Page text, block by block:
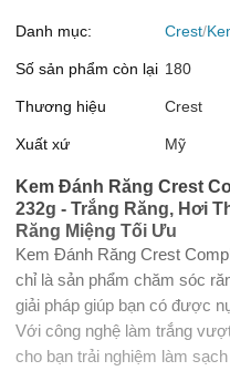
Danh mục: Crest
Số sản phẩm còn lại 180
Thương hiệu Crest
Xuất xứ Mỹ
Kem Đánh Răng Crest
232g - Trắng Răng, Hơi
Răng Miệng Tối Ưu
Kem Đánh Răng Crest
chỉ là sản phẩm chăm sóc
giải pháp giúp bạn có được
Với công nghệ làm trắng
cho bạn trải nghiệm làm